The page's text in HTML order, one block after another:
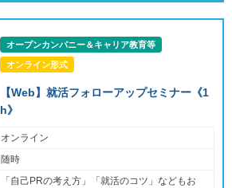
オープンカンパニー＆キャリア教育等
オンライン形式
【Web】就活フォローアップセミナー《1
h》
オンライン
随時
「自己PRの考え方」「就活のコツ」などもお